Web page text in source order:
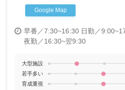
Google Map
早番／7:30~16:30 日勤／
夜勤／16:30~翌9:30
大型施設
若手多い
育成重視